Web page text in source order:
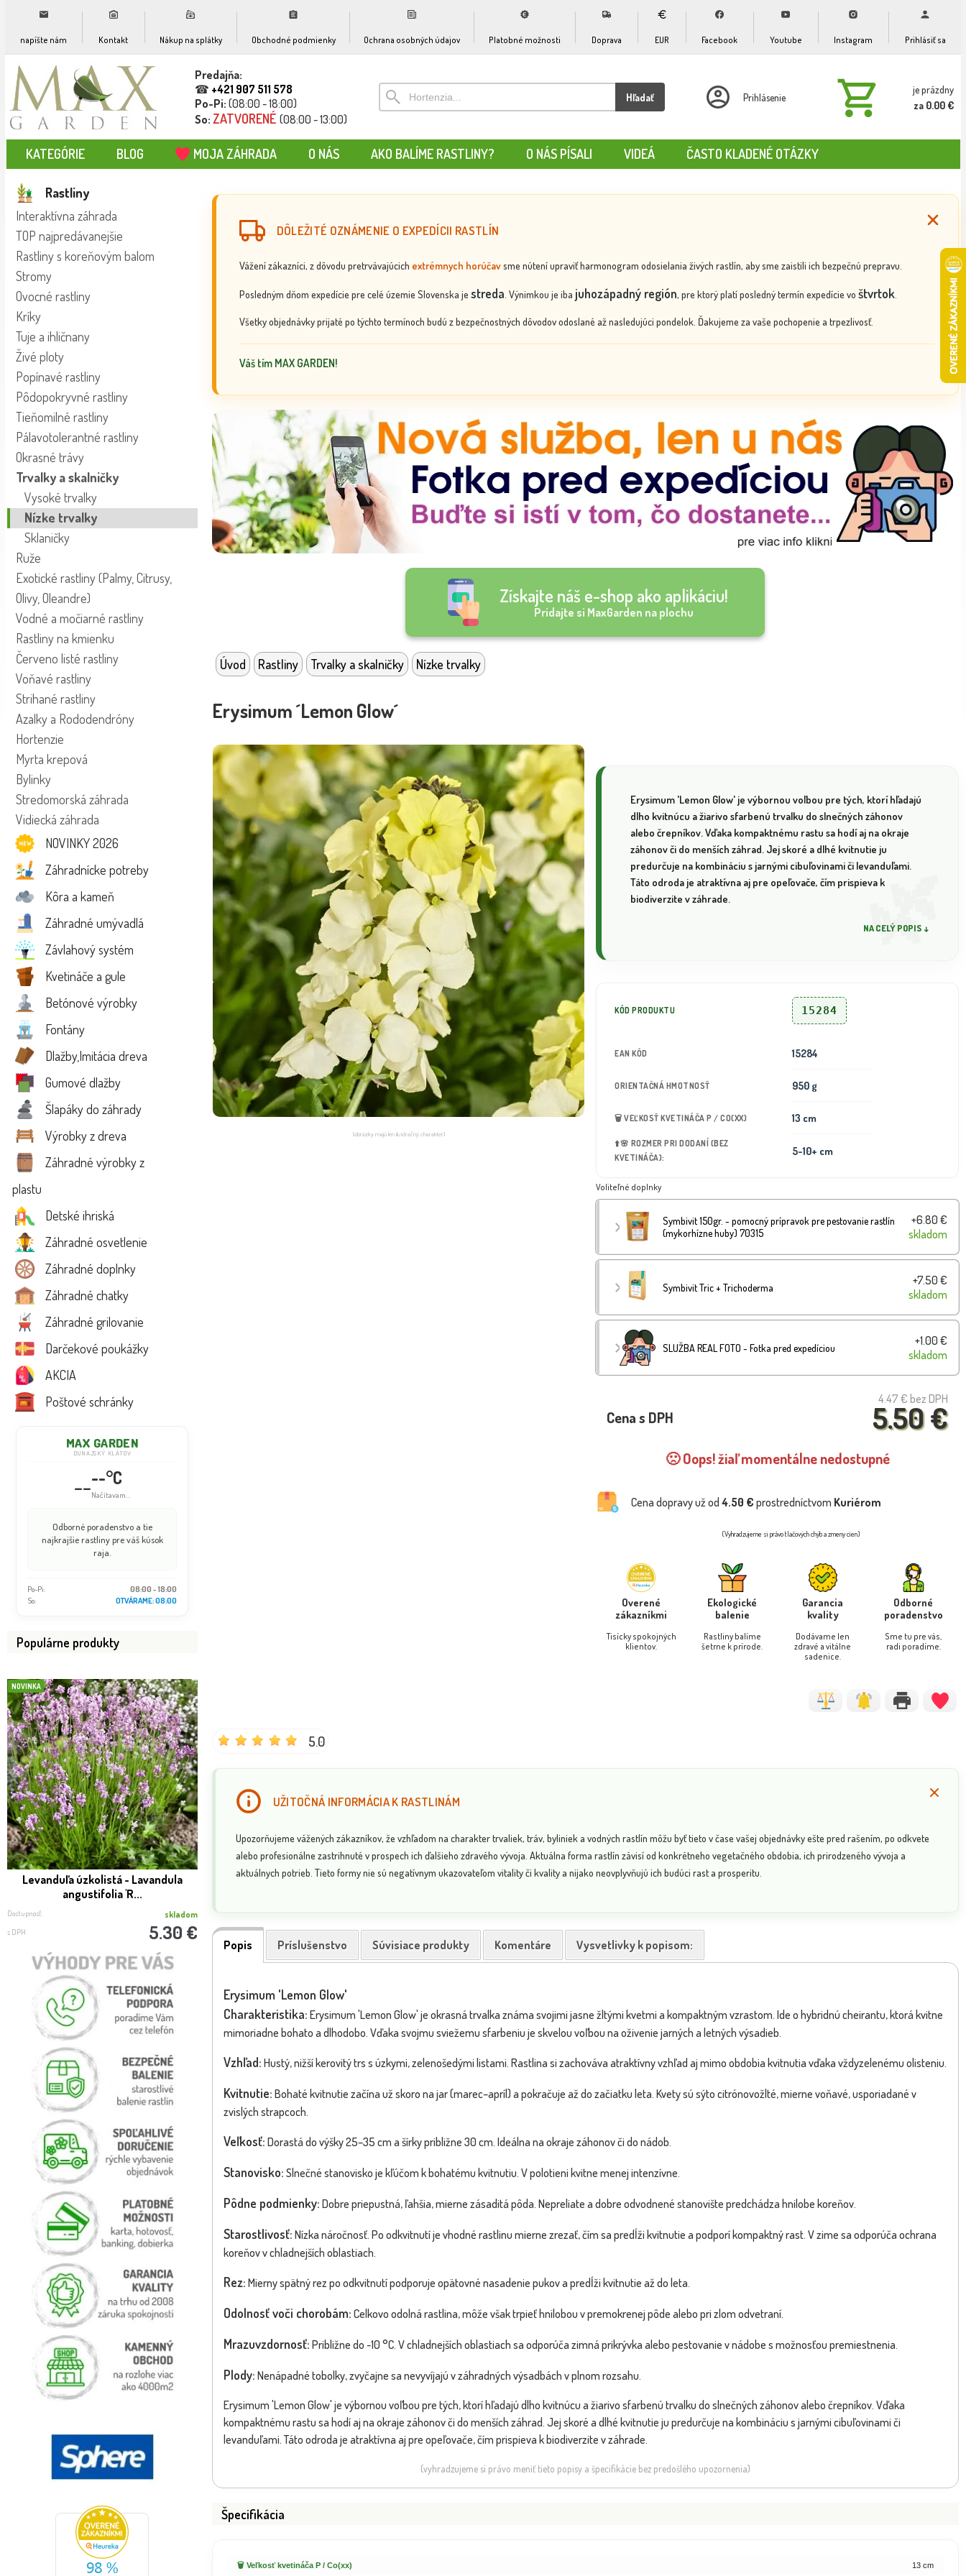
napíšte nám Kontakt Nákup na splátky Obchodné podmienky Ochrana osobných údajov Platobné možnosti Doprava EUR Facebook Youtube Instagram Prihlásiť sa
Predajňa:
☎ +421 907 511 578
Po-Pi: (08:00 - 18:00)
So: ZATVORENÉ (08:00 - 13:00)
Hľadať Prihlásenie
je prázdny
za 0.00 €
KATEGÓRIE BLOG MOJA ZÁHRADA O NÁS AKO BALÍME RASTLINY? O NÁS PÍSALI VIDEÁ ČASTO KLADENÉ OTÁZKY
Rastliny
Interaktívna záhrada
TOP najpredávanejšie
Rastliny s koreňovým balom
Stromy
Ovocné rastliny
Kríky
Tuje a ihličnany
Živé ploty
Popínavé rastliny
Pôdopokryvné rastliny
Tieňomilné rastliny
Pálavotolerantné rastliny
Okrasné trávy
Trvalky a skalničky
Vysoké trvalky
Nízke trvalky
Sklaničky
Ruže
Exotické rastliny (Palmy, Citrusy,
Olivy, Oleandre)
Vodné a močiarné rastliny
Rastliny na kmienku
Červeno listé rastliny
Voňavé rastliny
Strihané rastliny
Azalky a Rododendróny
Hortenzie
Myrta krepová
Bylinky
Stredomorská záhrada
Vidiecká záhrada
NOVINKY 2026
Záhradnícke potreby
Kôra a kameň
Záhradné umývadlá
Závlahový systém
Kvetináče a gule
Betónové výrobky
Fontány
Dlažby,Imitácia dreva
Gumové dlažby
Šlapáky do záhrady
Výrobky z dreva
Záhradné výrobky z
plastu
Detské ihriská
Záhradné osvetlenie
Záhradné doplnky
Záhradné chatky
Záhradné grilovanie
Darčekové poukážky
AKCIA
Poštové schránky
MAX GARDEN
DUNAJSKÝ KLÁTOV
----°C
Načítavam...
Odborné poradenstvo a tie
najkrajšie rastliny pre váš kúsok
raja.
Po-Pi:
08:00 - 18:00
So:
08:00 - 16:00
Populárne produkty
NOVINKA
Levanduľa úzkolistá - Lavandula
angustifolia 'R...
Dostupnosť: skladom
s DPH 5.30 €
SLUŽBA REAL FOTO - Fotka pred
Dostupnosť:
s DPH 1.00 €
Funkia - Hosta ´Purple Heart´
s DPH 6.30 € s DPH
DÔLEŽITÉ OZNÁMENIE O EXPEDÍCII RASTLÍN
Vážení zákazníci, z dôvodu pretrvávajúcich extrémnych horúčavsme nútení upraviť harmonogram odosielania živých rastlín, aby sme zaistili ich bezpečnú prepravu.
Posledným dňom expedície pre celé územie Slovenska je streda . Výnimkou je iba juhozápadný región, pre ktorý platí posledný termín expedície vo štvrtok.
Všetky objednávky prijaté po týchto termínoch budú z bezpečnostných dôvodov odoslané až nasledujúci pondelok. Ďakujeme za vaše pochopenie a trpezlivosť.
Váš tím MAX GARDEN!
Získajte náš e-shop ako aplikáciu!
Pridajte si MaxGarden na plochu
Úvod Rastliny Trvalky a skalničky Nízke trvalky
Erysimum ´Lemon Glow´
(obrázky majú len ilustračný charakter)
Erysimum 'Lemon Glow' je výbornou voľbou pre tých, ktorí hľadajú
dlho kvitnúcu a žiarivo sfarbenú trvalku do slnečných záhonov
alebo črepníkov. Vďaka kompaktnému rastu sa hodí aj na okraje
záhonov či do menších záhrad. Jej skoré a dlhé kvitnutie ju
predurčuje na kombináciu s jarnými cibuľovinami či levanduľami.
Táto odroda je atraktívna aj pre opeľovače, čím prispieva k
biodiverzite v záhrade.
NA CELÝ POPIS ↓
KÓD PRODUKTU 15284
EAN KÓD 15284
ORIENTAČNÁ HMOTNOSŤ 950 g
🗑️ VEĽKOSŤ KVETINÁČA P / CO(XX) 13 cm
⬆️🌸 ROZMER PRI DODANÍ (BEZ
KVETINÁČA):
5-10+ cm
Voliteľné doplnky
Symbivit 150gr. - pomocný prípravok pre pestovanie rastlín
(mykorhízne huby) 70315
+6.80 €
skladom
Symbivit Tric + Trichoderma
+7.50 €
skladom
SLUŽBA REAL FOTO - Fotka pred expedíciou
+1.00 €
skladom
4.47 € bez DPH
5.50 €
Cena s DPH
🙁 Oops! žiaľ momentálne nedostupné
Cena dopravy už od4.50 € prostredníctvom Kuriérom
(Vyhradzujeme si právo tlačových chýb a zmeny cien)
Overené
zákazníkmi
Tisícky spokojných
klientov.
Ekologické
balenie
Rastliny balíme
šetrne k prírode.
Garancia
kvality
Dodávame len
zdravé a vitálne
sadenice.
Odborné
poradenstvo
Sme tu pre vás,
radi poradíme.
5.0
UŽITOČNÁ INFORMÁCIA K RASTLINÁM
Upozorňujeme vážených zákazníkov, že vzhľadom na charakter trvaliek, tráv, byliniek a vodných rastlín môžu byť tieto v čase vašej objednávky ešte pred rašením, po odkvete
alebo profesionálne zastrihnuté v prospech ich ďalšieho zdravého vývoja. Aktuálna forma rastlín závisí od konkrétneho vegetačného obdobia, ich prirodzeného vývoja a
aktuálnych potrieb. Tieto formy nie sú negatívnym ukazovateľom vitality či kvality a nijako neovplyvňujú ich budúci rast a prosperitu.
Popis Príslušenstvo Súvisiace produkty Komentáre Vysvetlivky k popisom:
Erysimum 'Lemon Glow'
Charakteristika: Erysimum 'Lemon Glow' je okrasná trvalka známa svojimi jasne žltými kvetmi a kompaktným vzrastom. Ide o hybridnú cheirantu, ktorá kvitne
mimoriadne bohato a dlhodobo. Vďaka svojmu sviežemu sfarbeniu je skvelou voľbou na oživenie jarných a letných výsadieb.
Vzhľad: Hustý, nižší kerovitý trs s úzkymi, zelenošedými listami. Rastlina si zachováva atraktívny vzhľad aj mimo obdobia kvitnutia vďaka vždyzelenému olisteniu.
Kvitnutie: Bohaté kvitnutie začína už skoro na jar (marec–apríl) a pokračuje až do začiatku leta. Kvety sú sýto citrónovožlté, mierne voňavé, usporiadané v
zvislých strapcoch.
Veľkosť: Dorastá do výšky 25–35 cm a šírky približne 30 cm. Ideálna na okraje záhonov či do nádob.
Stanovisko: Slnečné stanovisko je kľúčom k bohatému kvitnutiu. V polotieni kvitne menej intenzívne.
Pôdne podmienky: Dobre priepustná, ľahšia, mierne zásaditá pôda. Nepreliate a dobre odvodnené stanovište predchádza hnilobe koreňov.
Starostlivosť: Nízka náročnosť. Po odkvitnutí je vhodné rastlinu mierne zrezať, čím sa predĺži kvitnutie a podporí kompaktný rast. V zime sa odporúča ochrana
koreňov v chladnejších oblastiach.
Rez: Mierny spätný rez po odkvitnutí podporuje opätovné nasadenie pukov a predĺži kvitnutie až do leta.
Odolnosť voči chorobám: Celkovo odolná rastlina, môže však trpieť hnilobou v premokrenej pôde alebo pri zlom odvetraní.
Mrazuvzdornosť: Približne do -10 °C. V chladnejších oblastiach sa odporúča zimná prikrývka alebo pestovanie v nádobe s možnosťou premiestnenia.
Plody: Nenápadné tobolky, zvyčajne sa nevyvíjajú v záhradných výsadbách v plnom rozsahu.
Erysimum 'Lemon Glow' je výbornou voľbou pre tých, ktorí hľadajú dlho kvitnúcu a žiarivo sfarbenú trvalku do slnečných záhonov alebo črepníkov. Vďaka
kompaktnému rastu sa hodí aj na okraje záhonov či do menších záhrad. Jej skoré a dlhé kvitnutie ju predurčuje na kombináciu s jarnými cibuľovinami či
levanduľami. Táto odroda je atraktívna aj pre opeľovače, čím prispieva k biodiverzite v záhrade.
(vyhradzujeme si právo meniť tieto popisy a špecifikácie bez predošlého upozornenia)
Špecifikácia
🗑️ Veľkosť kvetináča P / Co(xx) 13 cm